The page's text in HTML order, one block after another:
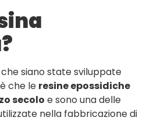
siano state sviluppate
che le resine epossidiche
secolo e sono una delle
nella fabbricazione di